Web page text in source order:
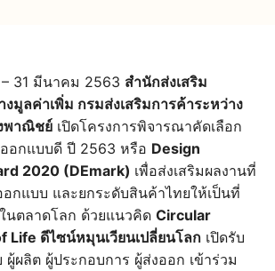
31 มีนาคม 2563 สำนักส่งเสริม
มูลค่าเพิ่ม กรมส่งเสริมการค้าระหว่าง
พาณิชย์ เปิดโครงการพิจารณาคัดเลือก
อกแบบดี ปี 2563 หรือ Design
2020 (DEmark) เพื่อส่งเสริมผลงานที่
กแบบ และยกระดับสินค้าไทยให้เป็นที่
นตลาดโลก ด้วยแนวคิด Circular
Life ดีไซน์หมุนเวียนเปลี่ยนโลก เปิดรับ
ผลิต ผู้ประกอบการ ผู้ส่งออก เข้าร่วม